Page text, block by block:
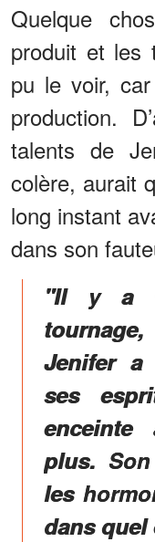
Quelque
produit et les
pu le voir,
production.
talents de
colère, aurait
long instant
dans son
"Il y a
Jenifer a
ses
plus.
les
dans quel